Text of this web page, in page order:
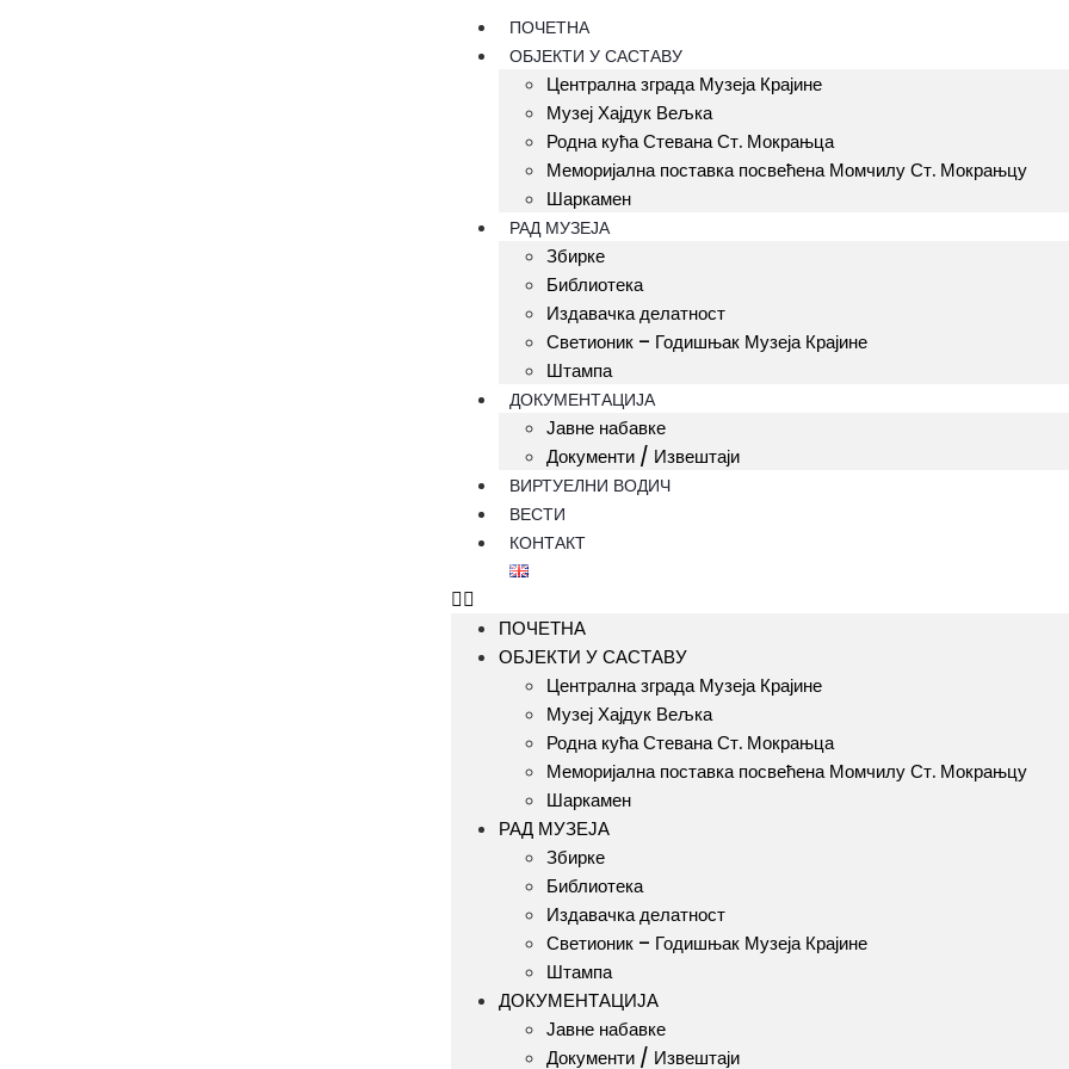
ПОЧЕТНА
ОБЈЕКТИ У САСТАВУ
Централна зграда Музеја Крајине
Музеј Хајдук Вељка
Родна кућа Стевана Ст. Мокрањца
Меморијална поставка посвећена Момчилу Ст. Мокрањцу
Шаркамен
РАД МУЗЕЈА
Збирке
Библиотека
Издавачка делатност
Светионик – Годишњак Музеја Крајине
Штампа
ДОКУМЕНТАЦИЈА
Јавне набавке
Документи / Извештаји
ВИРТУЕЛНИ ВОДИЧ
ВЕСТИ
КОНТАКТ
ПОЧЕТНА
ОБЈЕКТИ У САСТАВУ
Централна зграда Музеја Крајине
Музеј Хајдук Вељка
Родна кућа Стевана Ст. Мокрањца
Меморијална поставка посвећена Момчилу Ст. Мокрањцу
Шаркамен
РАД МУЗЕЈА
Збирке
Библиотека
Издавачка делатност
Светионик – Годишњак Музеја Крајине
Штампа
ДОКУМЕНТАЦИЈА
Јавне набавке
Документи / Извештаји